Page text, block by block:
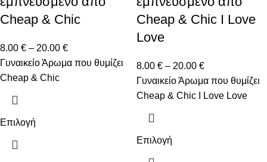
Cheap & Chic
8.00 € – 20.00 €
Γυναικείο Άρωμα που θυμίζει
Cheap & Chic
Επιλογή
Cheap & Chic I Love
Love
8.00 € – 20.00 €
Γυναικείο Άρωμα που θυμίζει
Cheap & Chic I Love Love
Επιλογή